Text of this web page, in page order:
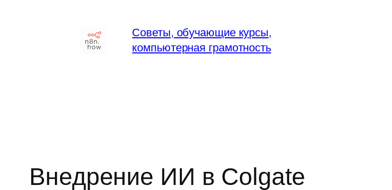
Советы, обучающие курсы,
компьютерная грамотность
Внедрение ИИ в Colgate